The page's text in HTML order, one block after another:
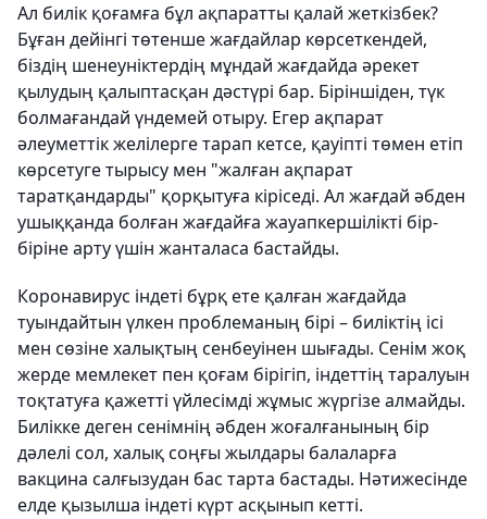
Ал билік қоғамға бұл ақпаратты қалай жеткізбек?
Бұған дейінгі төтенше жағдайлар көрсеткендей,
біздің шенеуніктердің мұндай жағдайда әрекет
қылудың қалыптасқан дәстүрі бар. Біріншіден, түк
болмағандай үндемей отыру. Егер ақпарат
әлеуметтік желілерге тарап кетсе, қауіпті төмен етіп
көрсетуге тырысу мен "жалған ақпарат
таратқандарды" қорқытуға кіріседі. Ал жағдай әбден
ушыққанда болған жағдайға жауапкершілікті бір-
біріне арту үшін жанталаса бастайды.
Коронавирус індеті бұрқ ете қалған жағдайда
туындайтын үлкен проблеманың бірі – биліктің ісі
мен сөзіне халықтың сенбеуінен шығады. Сенім жоқ
жерде мемлекет пен қоғам бірігіп, індеттің таралуын
тоқтатуға қажетті үйлесімді жұмыс жүргізе алмайды.
Билікке деген сенімнің әбден жоғалғанының бір
дәлелі сол, халық соңғы жылдары балаларға
вакцина салғызудан бас тарта бастады. Нәтижесінде
елде қызылша індеті күрт асқынып кетті.